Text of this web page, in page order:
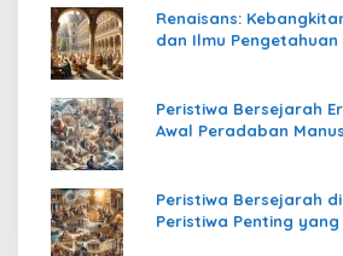
Renaisans:
dan Ilmu
Peristiwa Bersejarah
Awal Peradaban
Peristiwa Bersejarah
Peristiwa Penting